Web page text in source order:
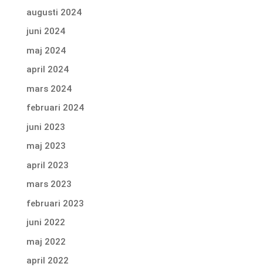
augusti 2024
juni 2024
maj 2024
april 2024
mars 2024
februari 2024
juni 2023
maj 2023
april 2023
mars 2023
februari 2023
juni 2022
maj 2022
april 2022